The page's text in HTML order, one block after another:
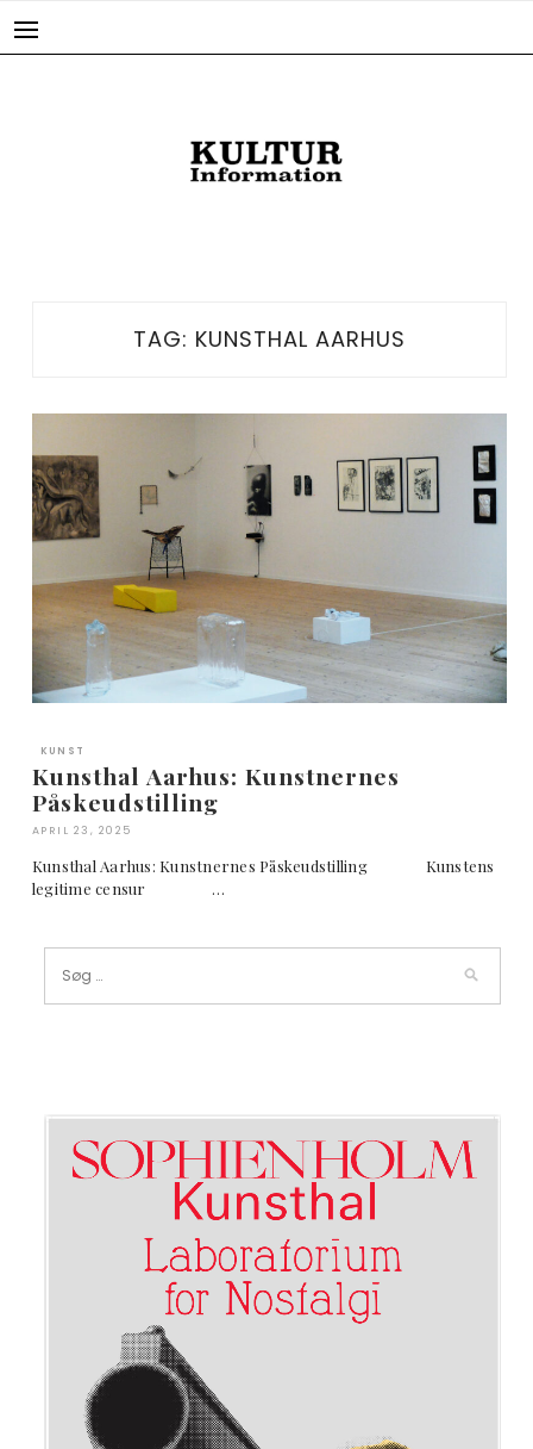
TAG: KUNSTHAL AARHUS
KUNST
Kunsthal Aarhus: Kunstnernes
Påskeudstilling
APRIL 23, 2025
Kunsthal Aarhus: Kunstnernes Påskeudstilling Kunstens
legitime censur …